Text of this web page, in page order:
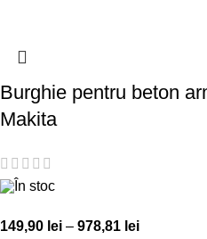
Burghie pentru beton
Makita
În stoc
149,90 lei – 978,81 lei